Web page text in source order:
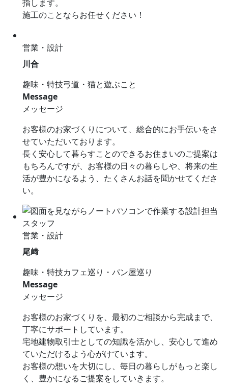
指します。
施工のことならお任せください！
営業・設計
川合
趣味・特技弓道・猫と遊ぶこと
Message
メッセージ
お客様のお家づくりについて、総合的にお手伝いをさ
せていただいております。
長く安心して暮らすことのできるお住まいのご提案は
もちろんですが、お客様の日々の暮らしや、将来の生
活が豊かになるよう、たくさんお話を聞かせてくださ
い。
営業・設計
尾﨑
趣味・特技カフェ巡り・パン屋巡り
Message
メッセージ
お客様のお家づくりを、最初のご相談から完成まで、
丁寧にサポートしています。
宅地建物取引士としての知識を活かし、安心して進め
ていただけるよう心がけています。
お客様の想いを大切にし、毎日の暮らしがもっと楽し
く、豊かになるご提案をしていきます。